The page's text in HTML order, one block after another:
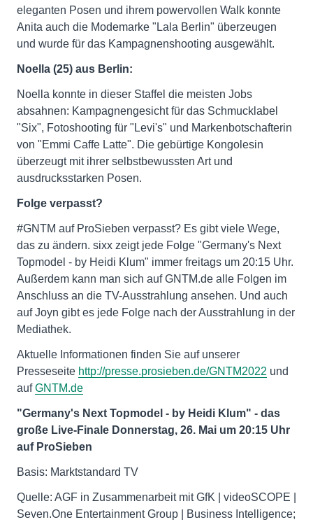
eleganten Posen und ihrem powervollen Walk konnte
Anita auch die Modemarke "Lala Berlin" überzeugen
und wurde für das Kampagnenshooting ausgewählt.
Noella (25) aus Berlin:
Noella konnte in dieser Staffel die meisten Jobs
absahnen: Kampagnengesicht für das Schmucklabel
"Six", Fotoshooting für "Levi's" und Markenbotschafterin
von "Emmi Caffe Latte". Die gebürtige Kongolesin
überzeugt mit ihrer selbstbewussten Art und
ausdrucksstarken Posen.
Folge verpasst?
#GNTM auf ProSieben verpasst? Es gibt viele Wege,
das zu ändern. sixx zeigt jede Folge "Germany's Next
Topmodel - by Heidi Klum" immer freitags um 20:15 Uhr.
Außerdem kann man sich auf GNTM.de alle Folgen im
Anschluss an die TV-Ausstrahlung ansehen. Und auch
auf Joyn gibt es jede Folge nach der Ausstrahlung in der
Mediathek.
Aktuelle Informationen finden Sie auf unserer
Presseseite http://presse.prosieben.de/GNTM2022 und
aufGNTM.de
"Germany's Next Topmodel - by Heidi Klum" - das
große Live-Finale Donnerstag, 26. Mai um 20:15 Uhr
auf ProSieben
Basis: Marktstandard TV
Quelle: AGF in Zusammenarbeit mit GfK | videoSCOPE |
Seven.One Entertainment Group | Business Intelligence;